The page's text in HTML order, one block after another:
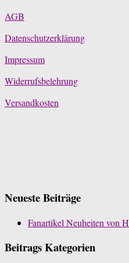
AGB
Datenschutzerklärung
Impressum
Widerrufsbelehrung
Versandkosten
Neueste Beiträge
Fanartikel Neuheiten von
Beitrags Kategorien